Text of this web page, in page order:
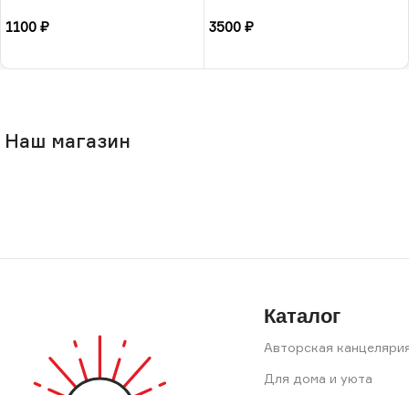
1100 ₽
кварц, 17 размера, РБ
3500 ₽
Наш магазин
Каталог
Авторская
Для дома и уюта